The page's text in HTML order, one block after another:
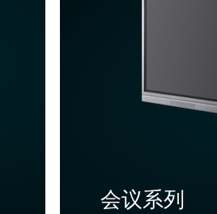
会议系列